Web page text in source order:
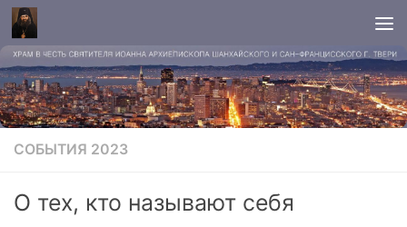
СОБЫТИЯ 2023
О тех, кто называют себя